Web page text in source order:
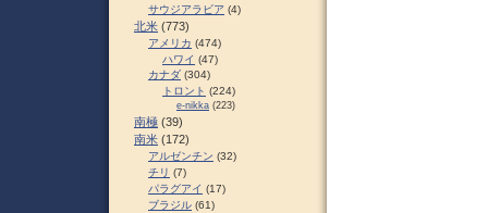
サウジアラビア (4)
北米 (773)
アメリカ (474)
ハワイ (47)
カナダ (304)
トロント (224)
e-nikka (223)
南極 (39)
南米 (172)
アルゼンチン (32)
チリ (7)
パラグアイ (17)
ブラジル (61)